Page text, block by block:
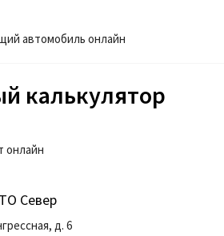
автомобиль онлайн
калькулятор
онлайн
Север
д. 6